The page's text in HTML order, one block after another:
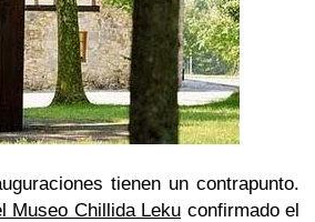
tienen un contrapunto.
Museo Chillida Leku confirmado el